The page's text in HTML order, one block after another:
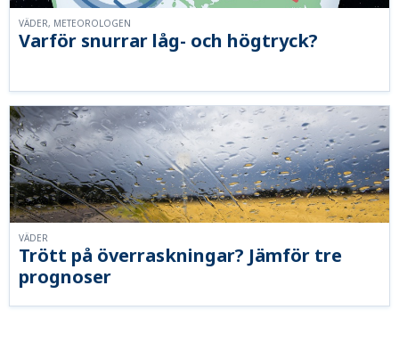
Varför snurrar låg- och högtryck?
VÄDER, METEOROLOGEN
Trött på överraskningar? Jämför tre
prognoser
VÄDER